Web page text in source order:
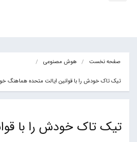
صفحه نخست هوش مصنوعی
تیک تاک خودش را با قوانین ایالت متحده هماهنگ
تیک تاک خودش را با